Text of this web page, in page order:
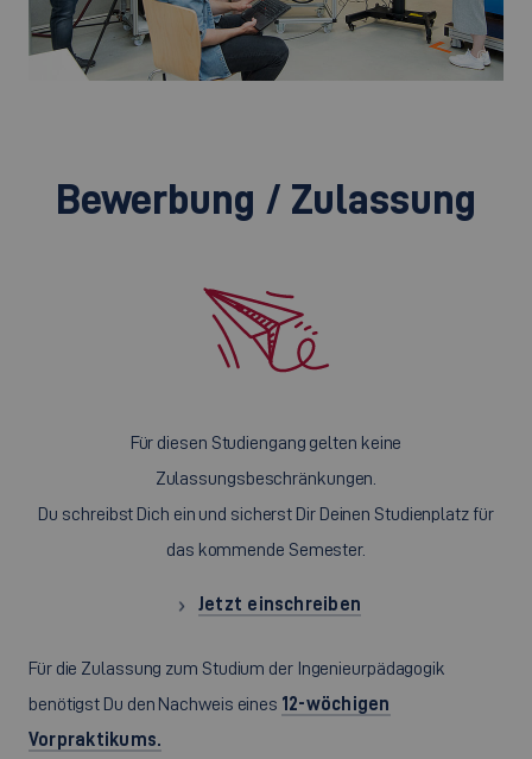
©
Bewerbung / Zulassung
Für diesen Studiengang gelten keine
Zulassungsbeschränkungen.
Du schreibst Dich ein und sicherst Dir Deinen Studienplatz für
das kommende Semester.
Jetzt einschreiben
Für die Zulassung zum Studium der Ingenieurpädagogik
benötigst Du den Nachweis eines 12-wöchigen
Vorpraktikums.